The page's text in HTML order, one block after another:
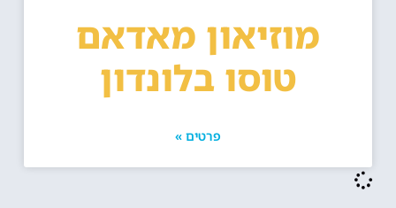
מוזיאון מאדאם
טוסו בלונדון
פרטים »